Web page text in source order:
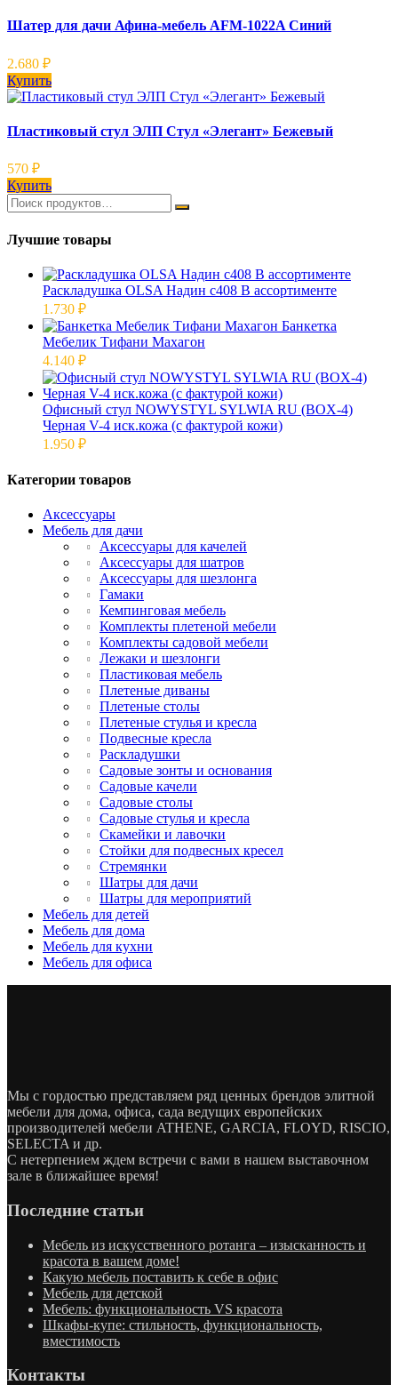
Шатер для дачи Афина-мебель AFM-1022A Синий
2.680 ₽
Купить
Пластиковый стул ЭЛП Стул «Элегант» Бежевый
570 ₽
Купить
Лучшие товары
Раскладушка OLSA Надин с408 В ассортименте
1.730 ₽
Банкетка
Мебелик Тифани Махагон
4.140 ₽
Офисный стул NOWYSTYL SYLWIA RU (BOX-4)
Черная V-4 иск.кожа (с фактурой кожи)
1.950 ₽
Категории товаров
Аксессуары
Мебель для дачи
Аксессуары для качелей
Аксессуары для шатров
Аксессуары для шезлонга
Гамаки
Кемпинговая мебель
Комплекты плетеной мебели
Комплекты садовой мебели
Лежаки и шезлонги
Пластиковая мебель
Плетеные диваны
Плетеные столы
Плетеные стулья и кресла
Подвесные кресла
Раскладушки
Садовые зонты и основания
Садовые качели
Садовые столы
Садовые стулья и кресла
Скамейки и лавочки
Стойки для подвесных кресел
Стремянки
Шатры для дачи
Шатры для мероприятий
Мебель для детей
Мебель для дома
Мебель для кухни
Мебель для офиса
Мы с гордостью представляем ряд ценных брендов элитной
мебели для дома, офиса, сада ведущих европейских
производителей мебели ATHENE, GARCIA, FLOYD, RISCIO,
SELECTA и др.
С нетерпением ждем встречи с вами в нашем выставочном
зале в ближайшее время!
Последние статьи
Мебель из искусственного ротанга – изысканность и
красота в вашем доме!
Какую мебель поставить к себе в офис
Мебель для детской
Мебель: функциональность VS красота
Шкафы-купе: стильность, функциональность,
вместимость
Контакты